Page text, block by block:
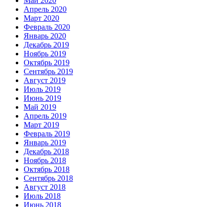
Апрель 2020
Март 2020
Февраль 2020
Январь 2020
Декабрь 2019
Ноябрь 2019
Октябрь 2019
Сентябрь 2019
Август 2019
Июль 2019
Июнь 2019
Май 2019
Апрель 2019
Март 2019
Февраль 2019
Январь 2019
Декабрь 2018
Ноябрь 2018
Октябрь 2018
Сентябрь 2018
Август 2018
Июль 2018
Июнь 2018